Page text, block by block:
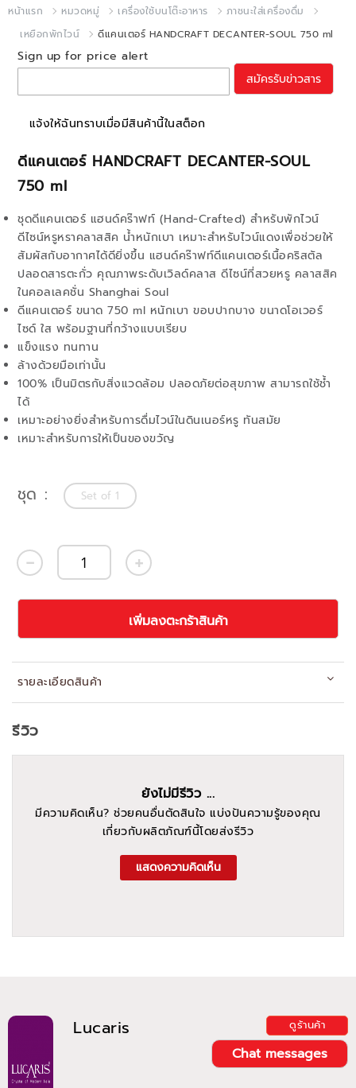
หน้าแรก หมวดหมู่ เครื่องใช้บนโต๊ะอาหาร
ภาชนะใส่เครื่องดื่ม
เหยือกพักไวน์
ดีแคนเตอร์ HANDCRAFT DECANTER-SOUL 750 ml
ดีแคนเตอร์ HANDCRAFT DECANTER-SOUL
750 ml
ชุดดีแคนเตอร์ แฮนด์คร๊าฟท์ (Hand-Crafted) สำหรับพักไวน์
ดีไซน์หรูหราคลาสสิค น้ำหนักเบา เหมาะสำหรับไวน์แดงเพื่อช่วยให้
สัมผัสกับอากาศได้ดียิ่งขึ้น แฮนด์คร๊าฟท์ดีแคนเตอร์เนื้อคริสตัล
ปลอดสารตะกั่ว คุณภาพระดับเวิลด์คลาส ดีไซน์ที่สวยหรู คลาสสิค
ในคอลเลคชั่น Shanghai Soul
ดีแคนเตอร์ ขนาด 750 ml หนักเบา ขอบปากบาง ขนาดโอเวอร์
ไซด์ ใส พร้อมฐานที่กว้างแบบเรียบ
แข็งแรง ทนทาน
ล้างด้วยมือเท่านั้น
100% เป็นมิตรกับสิ่งแวดล้อม ปลอดภัยต่อสุขภาพ สามารถใช้ช้ำ
ได้
เหมาะอย่างยิ่งสำหรับการดื่มไวน์ในดินเนอร์หรู ทันสมัย
เหมาะสำหรับการให้เป็นของขวัญ
Sign up for price alert
สมัครรับข่าวสาร
แจ้งให้ฉันทราบเมื่อมีสินค้านี้ในสต็อก
ชุด Set of 1
เพิ่มลงตะกร้าสินค้า
รายละเอียดสินค้า
Lucaris ดูร้านค้า
Chat messages
รีวิว
ยังไม่มีรีวิว ...
มีความคิดเห็น? ช่วยคนอื่นตัดสินใจ แบ่งปันความรู้ของคุณ
เกี่ยวกับผลิตภัณฑ์นี้โดยส่งรีวิว
แสดงความคิดเห็น